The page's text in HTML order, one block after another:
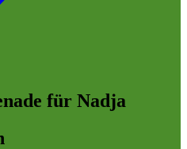
für Nadja